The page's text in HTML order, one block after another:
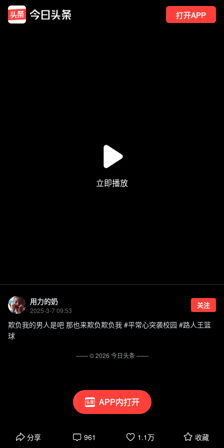
打开APP
APP内打开
用力的奶
2025-3-7 09:53
关注
欺负我的男人是吧 那也来欺负欺负我 #平常心突袭校园 #路人王篮
球
分享 961 1.1万 收藏
—— ©2026 今日头条——